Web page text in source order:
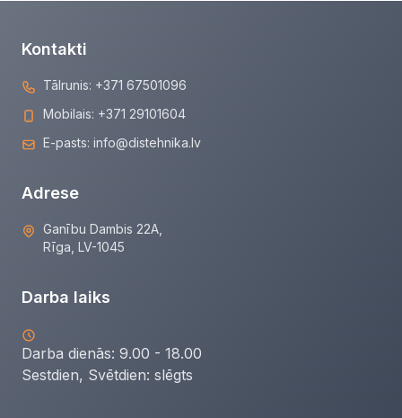
Kontakti
Tālrunis: +371 67501096
Mobilais: +371 29101604
E-pasts: info@distehnika.lv
Adrese
Ganību Dambis 22A,
Rīga, LV-1045
Darba laiks
Darba dienās: 9.00 - 18.00
Sestdien, Svētdien: slēgts